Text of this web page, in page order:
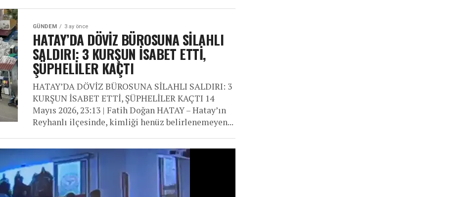
GÜNDEM 3 ay önce
HATAY’DA DÖVİZ BÜROSUNA SİLAHLI
SALDIRI: 3 KURŞUN İSABET ETTİ,
ŞÜPHELİLER KAÇTI
HATAY’DA DÖVİZ BÜROSUNA SİLAHLI SALDIRI: 3
KURŞUN İSABET ETTİ, ŞÜPHELİLER KAÇTI 14
Mayıs 2026, 23:13 | Fatih Doğan HATAY – Hatay’ın
Reyhanlı ilçesinde, kimliği henüz belirlenemeyen...